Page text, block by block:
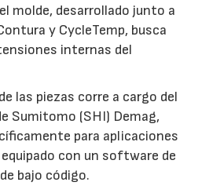
molde, desarrollado junto a
y CycleTemp, busca
internas del
las piezas corre a cargo del
Sumitomo (SHI) Demag,
para aplicaciones
con un software de
bajo código.